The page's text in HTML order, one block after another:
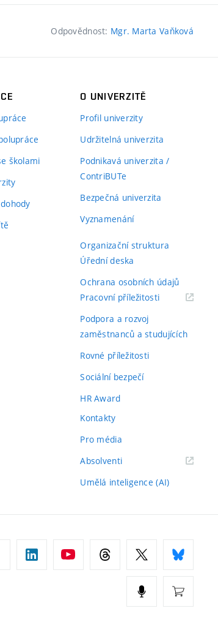
Odpovědnost: Mgr. Marta Vaňková
školami
O UNIVERZITĚ
Profil univerzity
Udržitelná univerzita
Podnikavá univerzita /
ContriBUTe
Bezpečná univerzita
Vyznamenání
Organizační struktura
Úřední deska
Ochrana osobních údajů
Pracovní příležitosti(externí
Podpora a rozvoj
zaměstnanců a studujících
Rovné příležitosti
Sociální bezpečí
HR Award
Kontakty
Pro média
Absolventi(externí
Umělá inteligence (AI)